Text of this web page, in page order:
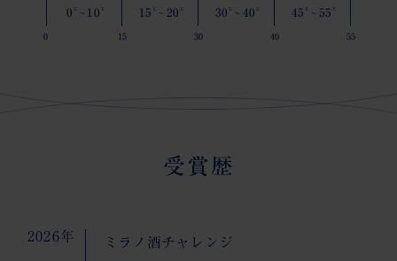
0 ~ 10 15 ~ 20 30 ~ 40 45 ~ 55
受賞歴
2026年 ミラノ酒チャレンジ